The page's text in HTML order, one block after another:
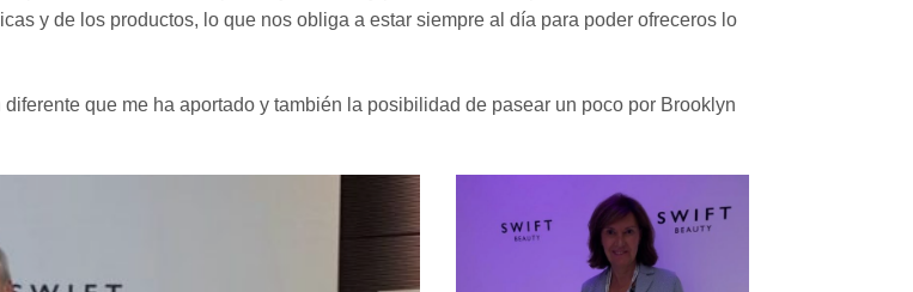
y de los productos, lo que nos obliga a estar siempre al día para poder ofreceros lo
que me ha aportado y también la posibilidad de pasear un poco por Brooklyn